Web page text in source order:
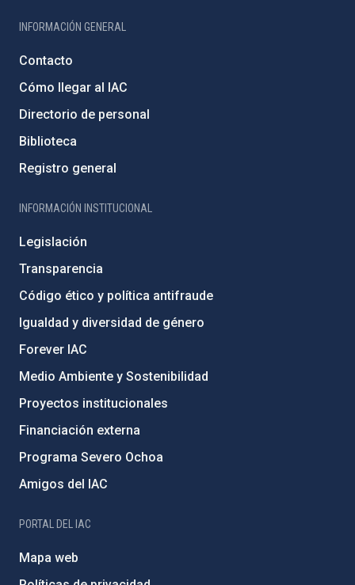
INFORMACIÓN GENERAL
Contacto
Cómo llegar al IAC
Directorio de personal
Biblioteca
Registro general
INFORMACIÓN INSTITUCIONAL
Legislación
Transparencia
Código ético y política antifraude
Igualdad y diversidad de género
Forever IAC
Medio Ambiente y Sostenibilidad
Proyectos institucionales
Financiación externa
Programa Severo Ochoa
Amigos del IAC
PORTAL DEL IAC
Mapa web